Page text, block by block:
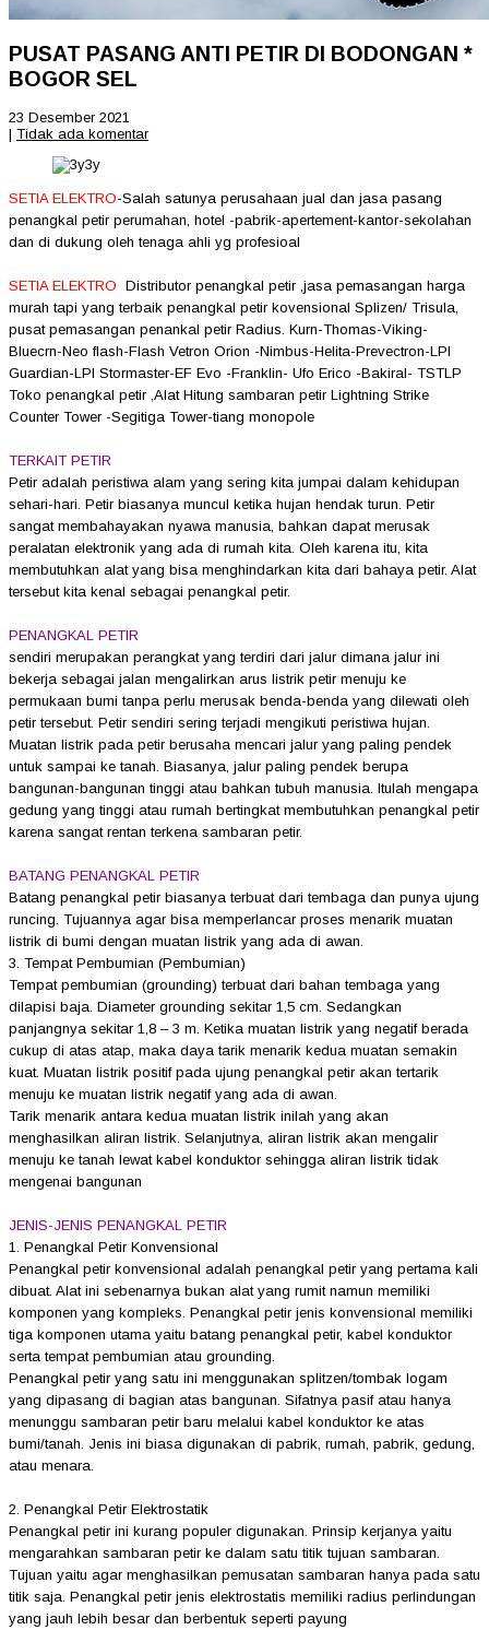
PUSAT PASANG ANTI PETIR DI BODONGAN *
BOGOR SEL
23 Desember 2021
| Tidak ada komentar
SETIA ELEKTRO-Salah satunya perusahaan jual dan jasa pasang
penangkal petir perumahan, hotel -pabrik-apertement-kantor-sekolahan
dan di dukung oleh tenaga ahli yg profesioal
SETIA ELEKTRO Distributor penangkal petir ,jasa pemasangan harga
murah tapi yang terbaik penangkal petir kovensional Splizen/ Trisula,
pusat pemasangan penankal petir Radius. Kurn-Thomas-Viking-
Bluecrn-Neo flash-Flash Vetron Orion -Nimbus-Helita-Prevectron-LPI
Guardian-LPI Stormaster-EF Evo -Franklin- Ufo Erico -Bakiral- TSTLP
Toko penangkal petir ,Alat Hitung sambaran petir Lightning Strike
Counter Tower -Segitiga Tower-tiang monopole
TERKAIT PETIR
Petir adalah peristiwa alam yang sering kita jumpai dalam kehidupan
sehari-hari. Petir biasanya muncul ketika hujan hendak turun. Petir
sangat membahayakan nyawa manusia, bahkan dapat merusak
peralatan elektronik yang ada di rumah kita. Oleh karena itu, kita
membutuhkan alat yang bisa menghindarkan kita dari bahaya petir. Alat
tersebut kita kenal sebagai penangkal petir.
PENANGKAL PETIR
sendiri merupakan perangkat yang terdiri dari jalur dimana jalur ini
bekerja sebagai jalan mengalirkan arus listrik petir menuju ke
permukaan bumi tanpa perlu merusak benda-benda yang dilewati oleh
petir tersebut. Petir sendiri sering terjadi mengikuti peristiwa hujan.
Muatan listrik pada petir berusaha mencari jalur yang paling pendek
untuk sampai ke tanah. Biasanya, jalur paling pendek berupa
bangunan-bangunan tinggi atau bahkan tubuh manusia. Itulah mengapa
gedung yang tinggi atau rumah bertingkat membutuhkan penangkal petir
karena sangat rentan terkena sambaran petir.
BATANG PENANGKAL PETIR
Batang penangkal petir biasanya terbuat dari tembaga dan punya ujung
runcing. Tujuannya agar bisa memperlancar proses menarik muatan
listrik di bumi dengan muatan listrik yang ada di awan.
3. Tempat Pembumian (Pembumian)
Tempat pembumian (grounding) terbuat dari bahan tembaga yang
dilapisi baja. Diameter grounding sekitar 1,5 cm. Sedangkan
panjangnya sekitar 1,8 – 3 m. Ketika muatan listrik yang negatif berada
cukup di atas atap, maka daya tarik menarik kedua muatan semakin
kuat. Muatan listrik positif pada ujung penangkal petir akan tertarik
menuju ke muatan listrik negatif yang ada di awan.
Tarik menarik antara kedua muatan listrik inilah yang akan
menghasilkan aliran listrik. Selanjutnya, aliran listrik akan mengalir
menuju ke tanah lewat kabel konduktor sehingga aliran listrik tidak
mengenai bangunan
JENIS-JENIS PENANGKAL PETIR
1. Penangkal Petir Konvensional
Penangkal petir konvensional adalah penangkal petir yang pertama kali
dibuat. Alat ini sebenarnya bukan alat yang rumit namun memiliki
komponen yang kompleks. Penangkal petir jenis konvensional memiliki
tiga komponen utama yaitu batang penangkal petir, kabel konduktor
serta tempat pembumian atau grounding.
Penangkal petir yang satu ini menggunakan splitzen/tombak logam
yang dipasang di bagian atas bangunan. Sifatnya pasif atau hanya
menunggu sambaran petir baru melalui kabel konduktor ke atas
bumi/tanah. Jenis ini biasa digunakan di pabrik, rumah, pabrik, gedung,
atau menara.
2. Penangkal Petir Elektrostatik
Penangkal petir ini kurang populer digunakan. Prinsip kerjanya yaitu
mengarahkan sambaran petir ke dalam satu titik tujuan sambaran.
Tujuan yaitu agar menghasilkan pemusatan sambaran hanya pada satu
titik saja. Penangkal petir jenis elektrostatis memiliki radius perlindungan
yang jauh lebih besar dan berbentuk seperti payung